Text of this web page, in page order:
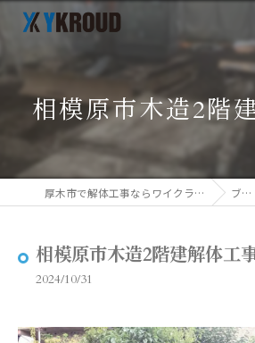
相模原市木造2階
厚木市で解体工事ならワイクラウド株式会社 ブログ
相模原市木造2階建解体工
2024/10/31